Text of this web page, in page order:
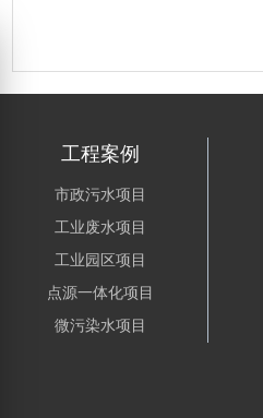
工程案例
市政污水项目
工业废水项目
工业园区项目
点源一体化项目
微污染水项目